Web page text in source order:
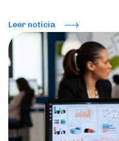
Leer noticia